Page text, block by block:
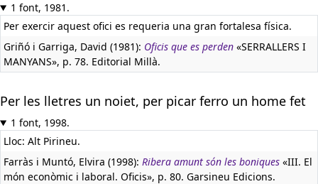
1 font, 1981.
Per exercir aquest ofici es requeria una gran fortalesa física.
Griñó i Garriga, David (1981): Oficis que es perden «SERRALLERS I
MANYANS», p. 78. Editorial Millà.
Per les lletres un noiet, per picar ferro un home fet
1 font, 1998.
Lloc: Alt Pirineu.
Farràs i Muntó, Elvira (1998): Ribera amunt són les boniques «III. El
món econòmic i laboral. Oficis», p. 80. Garsineu Edicions.